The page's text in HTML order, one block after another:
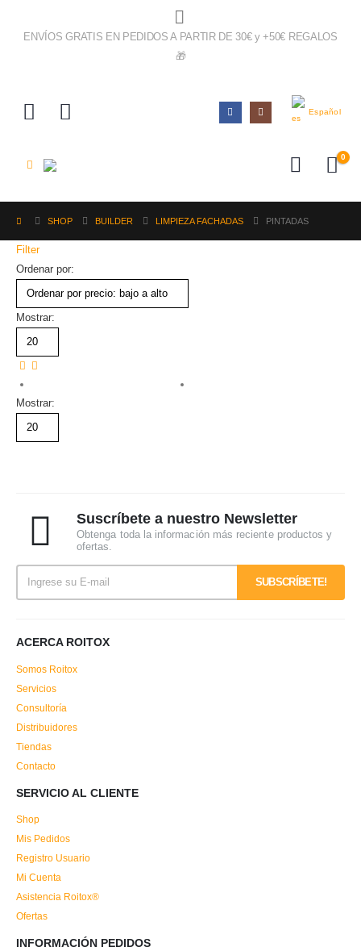
ENVÍOS GRATIS EN PEDIDOS A PARTIR DE 30€ y +50€ REGALOS
🎁
Español
0
SHOP BUILDER LIMPIEZA FACHADAS PINTADAS
Filter
Ordenar por:
Mostrar:
Mostrar:
Suscríbete a nuestro Newsletter
Obtenga toda la información más reciente productos y
ofertas.
ACERCA ROITOX
Somos Roitox
Servicios
Consultoría
Distribuidores
Tiendas
Contacto
SERVICIO AL CLIENTE
Shop
Mis Pedidos
Registro Usuario
Mi Cuenta
Asistencia Roitox®
Ofertas
INFORMACIÓN PEDIDOS